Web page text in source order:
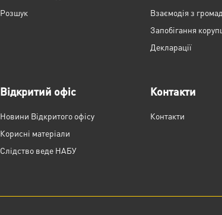
Розшук
Взаємодія з
Запобігання
Декларації
Відкритий офіс
Новини Відкритого офісу
Корисні матеріали
Слідство веде НАБУ
Контакти
Контакти